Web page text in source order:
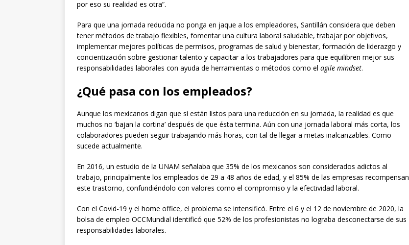
por eso su realidad es otra”.
Para que una jornada reducida no ponga en jaque a los empleadores, Santillán considera que deben
tener métodos de trabajo flexibles, fomentar una cultura laboral saludable, trabajar por objetivos,
implementar mejores políticas de permisos, programas de salud y bienestar, formación de liderazgo y
concientización sobre gestionar talento y capacitar a los trabajadores para que equilibren mejor sus
responsabilidades laborales con ayuda de herramientas o métodos como el agile mindset.
¿Qué pasa con los empleados?
Aunque los mexicanos digan que sí están listos para una reducción en su jornada, la realidad es que
muchos no ‘bajan la cortina’ después de que ésta termina. Aún con una jornada laboral más corta, los
colaboradores pueden seguir trabajando más horas, con tal de llegar a metas inalcanzables. Como
sucede actualmente.
En 2016, un estudio de la UNAM señalaba que 35% de los mexicanos son considerados adictos al
trabajo, principalmente los empleados de 29 a 48 años de edad, y el 85% de las empresas recompensan
este trastorno, confundiéndolo con valores como el compromiso y la efectividad laboral.
Con el Covid-19 y el home office, el problema se intensificó. Entre el 6 y el 12 de noviembre de 2020, la
bolsa de empleo OCCMundial identificó que 52% de los profesionistas no lograba desconectarse de sus
responsabilidades laborales.